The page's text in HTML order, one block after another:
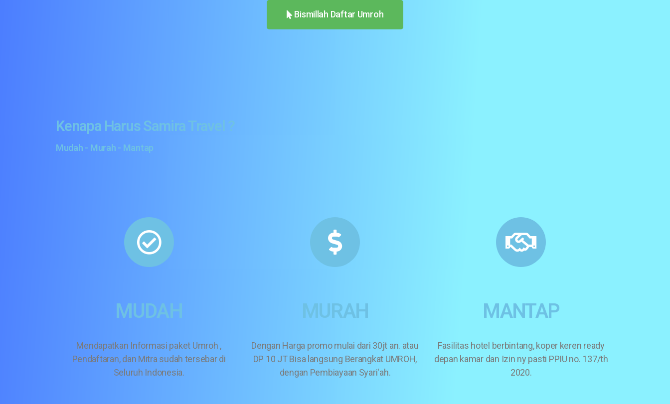
Bismillah Daftar Umroh
Kenapa Harus Samira Travel ?
Mudah - Murah - Mantap
MUDAH
Mendapatkan Informasi paket Umroh ,
Pendaftaran, dan Mitra sudah tersebar di
Seluruh Indonesia.​
MURAH
Dengan Harga promo mulai dari 30jt an. atau
DP 10 JT Bisa langsung Berangkat UMROH,
dengan Pembiayaan Syari'ah.
MANTAP
Fasilitas hotel berbintang, koper keren ready
depan kamar dan Izin ny pasti PPIU no. 137/th
2020.